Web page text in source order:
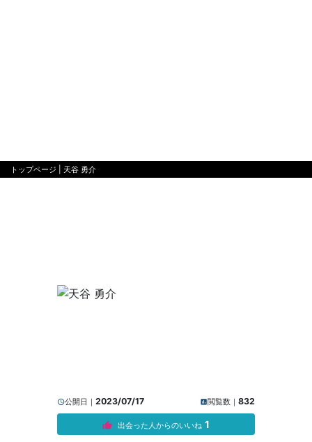
トップページ | 天谷 勇介
query_builder公開日｜2023/07/17 insert_chart閲覧数｜ 832
thumb_up 出会った人からのいいね 1